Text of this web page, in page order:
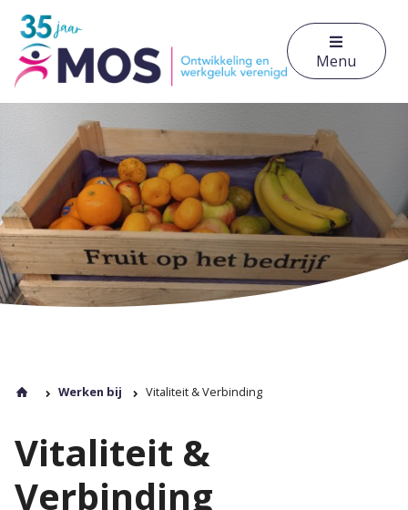
Menu
Werken bij Vitaliteit & Verbinding
Vitaliteit &
Verbinding